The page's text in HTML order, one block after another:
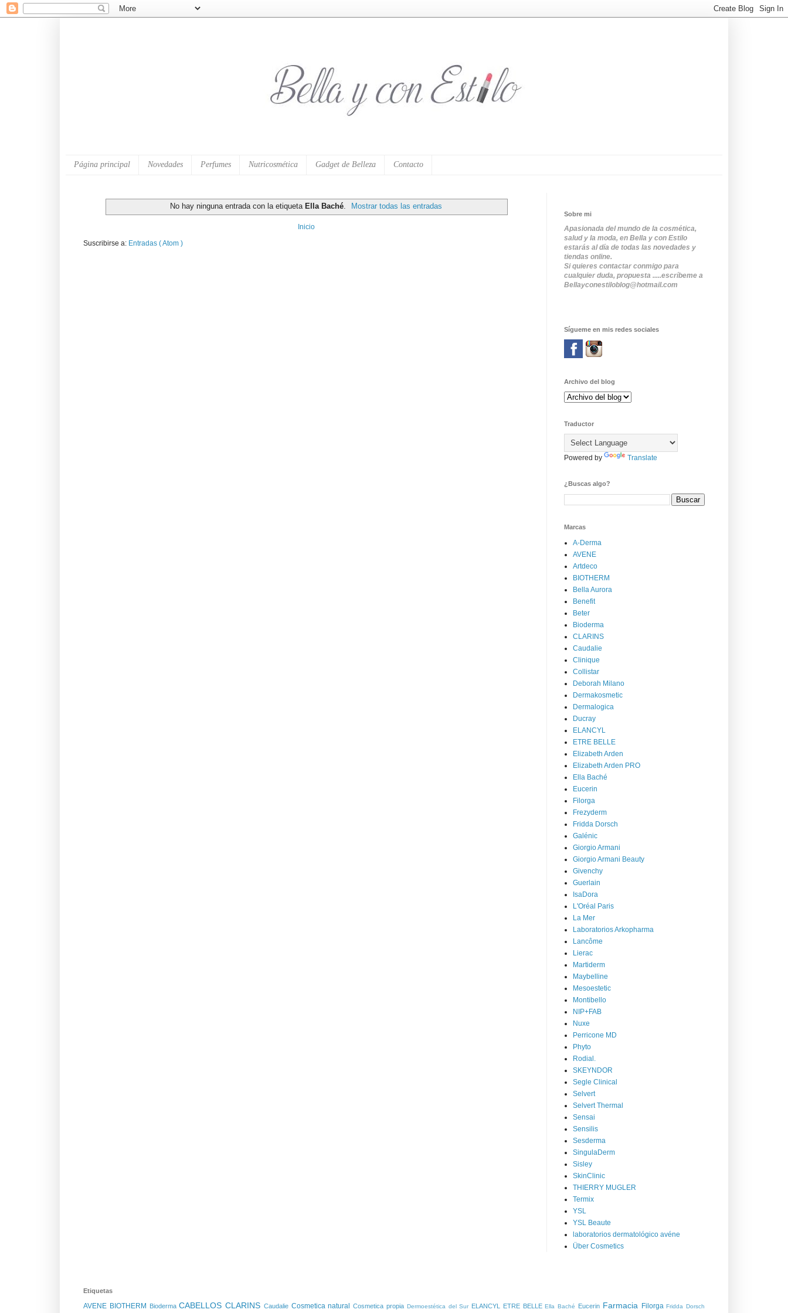
Página principal Novedades Perfumes Nutricosmética Gadget de Belleza Contacto
No hay ninguna entrada con la etiqueta Ella Baché. Mostrar todas las entradas
Inicio
Suscribirse a: Entradas ( Atom )
Sobre mi
Apasionada del mundo de la cosmética,
salud y la moda, en Bella y con Estilo
estarás al día de todas las novedades y
tiendas online.
Si quieres contactar conmigo para
cualquier duda, propuesta .....escríbeme a
Bellayconestiloblog@hotmail.com
Sígueme en mis redes sociales
Archivo del blog
Traductor
Powered by Translate
¿Buscas algo?
Marcas
A-Derma
AVENE
Artdeco
BIOTHERM
Bella Aurora
Benefit
Beter
Bioderma
CLARINS
Caudalie
Clinique
Collistar
Deborah Milano
Dermakosmetic
Dermalogica
Ducray
ELANCYL
ETRE BELLE
Elizabeth Arden
Elizabeth Arden PRO
Ella Baché
Eucerin
Filorga
Frezyderm
Fridda Dorsch
Galénic
Giorgio Armani
Giorgio Armani Beauty
Givenchy
Guerlain
IsaDora
L'Oréal Paris
La Mer
Laboratorios Arkopharma
Lancôme
Lierac
Martiderm
Maybelline
Mesoestetic
Montibello
NIP+FAB
Nuxe
Perricone MD
Phyto
Rodial.
SKEYNDOR
Segle Clinical
Selvert
Selvert Thermal
Sensai
Sensilis
Sesderma
SingulaDerm
Sisley
SkinClinic
THIERRY MUGLER
Termix
YSL
YSL Beaute
laboratorios dermatológico avéne
Über Cosmetics
Etiquetas
AVENE BIOTHERM BiodermaCABELLOSCLARINS Caudalie Cosmetica naturalCosmetica propia Dermoestética del Sur ELANCYL ETRE BELLEElla Baché Eucerin Farmacia FilorgaFridda Dorsch